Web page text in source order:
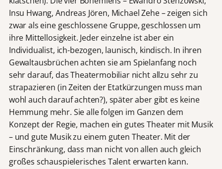
Insu Hwang, Andreas Jören, Michael Zehe – zeigen sich
zwar als eine geschlossene Gruppe, geschlossen um
ihre Mittellosigkeit. Jeder einzelne ist aber ein
Individualist, ich-bezogen, launisch, kindisch. In ihren
Gewaltausbrüchen achten sie am Spielanfang noch
sehr darauf, das Theatermobiliar nicht allzu sehr zu
strapazieren (in Zeiten der Etatkürzungen muss man
wohl auch darauf achten?), später aber gibt es keine
Hemmung mehr. Sie alle folgen im Ganzen dem
Konzept der Regie, machen ein gutes Theater mit Musik
– und gute Musik zu einem guten Theater. Mit der
Einschränkung, dass man nicht von allen auch gleich
großes schauspielerisches Talent erwarten kann.